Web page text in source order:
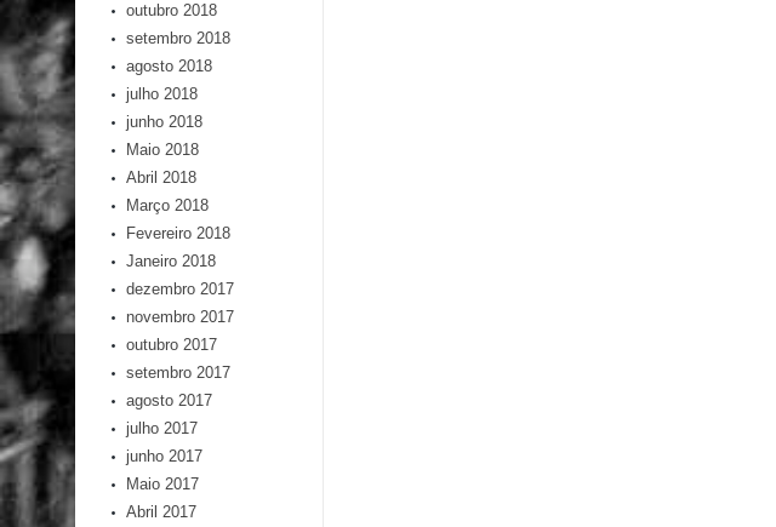
outubro 2018
setembro 2018
agosto 2018
julho 2018
junho 2018
Maio 2018
Abril 2018
Março 2018
Fevereiro 2018
Janeiro 2018
dezembro 2017
novembro 2017
outubro 2017
setembro 2017
agosto 2017
julho 2017
junho 2017
Maio 2017
Abril 2017